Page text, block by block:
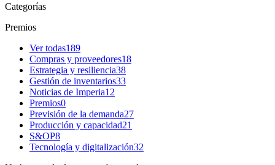
Categorías
Premios
Ver todas189
Compras y proveedores18
Estrategia y resiliencia38
Gestión de inventarios33
Noticias de Imperia12
Premios0
Previsión de la demanda27
Producción y capacidad21
S&OP8
Tecnología y digitalización32